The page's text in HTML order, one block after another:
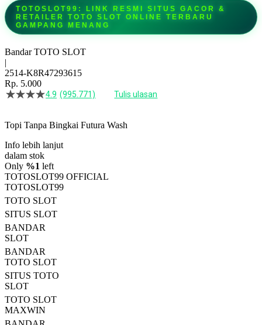
TOTOSLOT99: LINK RESMI SITUS GACOR &
RETAILER TOTO SLOT ONLINE TERBARU
GAMPANG MENANG
Bandar TOTO SLOT
|
2514-K8R47293615
Rp. 5.000
4.5
bintang,
rating
rata-
rata.
Read
13
Reviews.
Tautan
halaman
yang
sama.
4.9 (995.771) Tulis ulasan
Topi Tanpa Bingkai Futura Wash
Info lebih lanjut
dalam stok
Only %1 left
TOTOSLOT99 OFFICIAL
TOTOSLOT99
TOTO SLOT
SITUS SLOT
BANDAR
SLOT
BANDAR
TOTO SLOT
SITUS TOTO
SLOT
TOTO SLOT
MAXWIN